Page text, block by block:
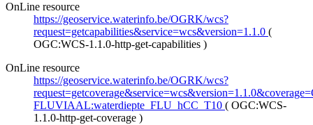
OnLine resource
https://geoservice.waterinfo.be/OGRK/wcs?
request=getcapabilities&service=wcs&version=1.1.0 (
OGC:WCS-1.1.0-http-get-capabilities )
OnLine resource
https://geoservice.waterinfo.be/OGRK/wcs?
FLUVIAAL:waterdiepte_FLU_hCC_T10 ( OGC:WCS-
1.1.0-http-get-coverage )